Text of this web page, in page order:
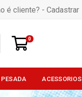
é cliente? - Cadastrar
0